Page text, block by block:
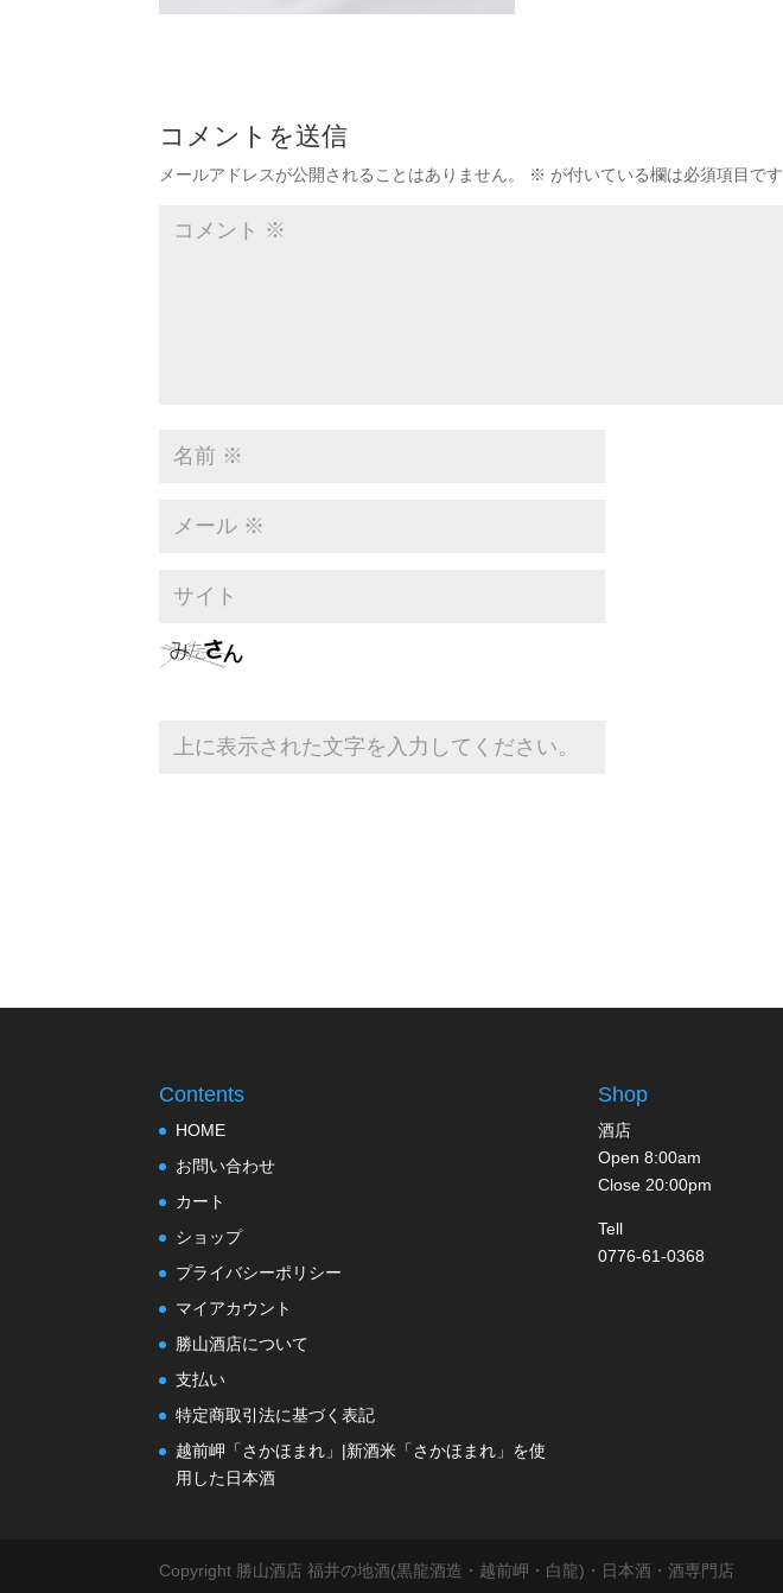
コメントを送信
メールアドレスが公開されることはありません。 ※ が付いている欄は必須項目です
Contents
HOME
お問い合わせ
カート
ショップ
プライバシーポリシー
マイアカウント
勝山酒店について
支払い
特定商取引法に基づく表記
越前岬「さかほまれ」|新酒米「さかほまれ」を使
用した日本酒
Shop
酒店
Open 8:00am
Close 20:00pm
Tell
0776-61-0368
Copyright 勝山酒店 福井の地酒(黒龍酒造・越前岬・白龍)・日本酒・酒専門店